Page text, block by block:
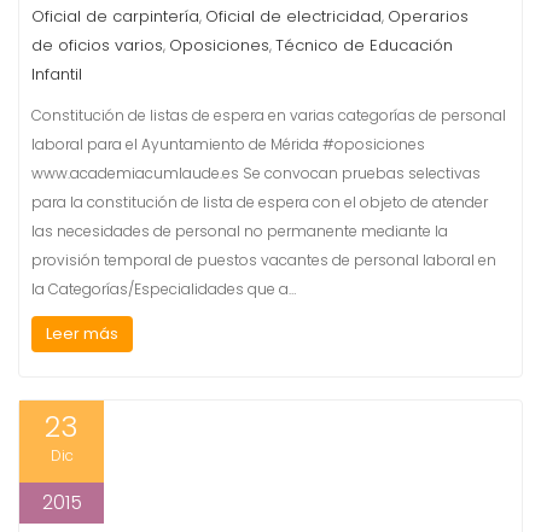
Oficial de carpintería, Oficial de electricidad, Operarios
de oficios varios, Oposiciones,Técnico de Educación
Infantil
Constitución de listas de espera en varias categorías de personal
laboral para el Ayuntamiento de Mérida #oposiciones
www.academiacumlaude.es Se convocan pruebas selectivas
para la constitución de lista de espera con el objeto de atender
las necesidades de personal no permanente mediante la
provisión temporal de puestos vacantes de personal laboral en
la Categorías/Especialidades que a…
Leer más
23
Dic
2015